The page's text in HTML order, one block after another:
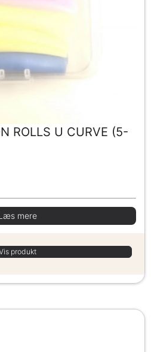
ROLLS U CURVE (5-
mere
produkt